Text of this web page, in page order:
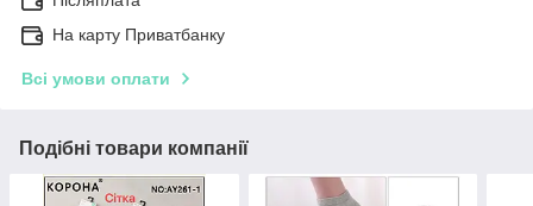
На карту Приватбанку
Всі умови оплати
Подібні товари компанії